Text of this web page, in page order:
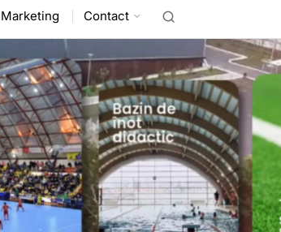
Marketing Contact